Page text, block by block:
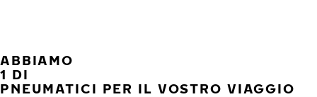
ABBIAMO
1 DI
PNEUMATICI PER IL VOSTRO VIAGGIO